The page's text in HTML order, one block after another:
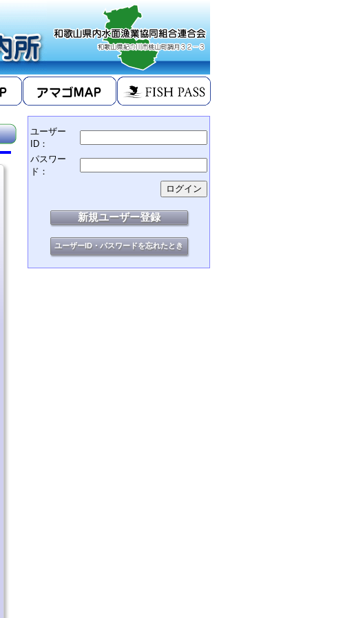
ユーザー
ID：
パスワー
ド：
新規ユーザー登録
ユーザーID・パスワードを忘れたとき